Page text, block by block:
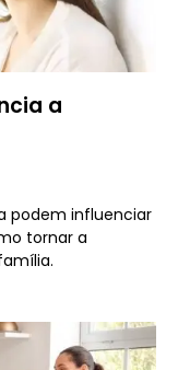
a
podem influenciar
tornar a